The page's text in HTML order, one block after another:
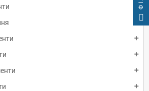
add
add
add
add
add
add